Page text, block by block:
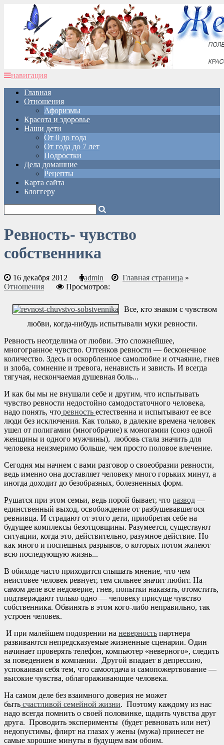
навигация
Главная
Отношения
Афоризмы
Красота и здоровье
Наши дети
От 0 до года
От года до 7 лет
Подростки
Дела домашние
Рецепты
Карта сайта
Блоггеру
Ревность- чувство
собственника
16 декабря 2012 admin Главная страница »
Отношения
Просмотров:
Все, кто знаком с чувством
любви, когда-нибудь испытывали муки ревности.
Ревность неотделима от любви. Это сложнейшее,
многогранное чувство. Оттенков ревности — бесконечное
количество. Здесь и оскорбленное самолюбие и отчаяние, гнев
и злоба, сомнение и тревога, ненависть и зависть. И всегда
тягучая, нескончаемая душевная боль...
И как бы мы не внушали себе и другим, что испытывать
чувство ревности недостойно самодостаточного человека,
надо понять, что ревность естественна и испытывают ее все
люди без исключения. Как только, в далекие времена человек
ушел от полигамии (многобрачие) к моногамии (союз одной
женщины и одного мужчины), любовь стала значить для
человека неизмеримо больше, чем просто половое влечение.
Сегодня мы начнем с вами разговор о своеобразии ревности,
ведь именно она доставляет человеку много горьких минут, а
иногда доходит до безобразных, болезненных форм.
Рушатся при этом семьи, ведь порой бывает, что развод —
единственный выход, освобождение от разбушевавшегося
ревнивца. И страдают от этого дети, приобретая себе на
будущее комплексы безотцовщины. Разумеется, существуют
ситуации, когда это, действительно, разумное действие. Но
как много и поспешных разрывов, о которых потом жалеют
всю последующую жизнь...
В обиходе часто приходится слышать мнение, что чем
неистовее человек ревнует, тем сильнее значит любит. На
самом деле все недоверие, гнев, попытки наказать, отомстить,
подтверждают только одно — человеку присуще чувство
собственника. Обвинять в этом кого-либо неправильно, так
устроен человек.
И при малейшем подозрении на неверность партнера
развиваются непредсказуемые жизненные сценарии. Один
начинает проверять телефон, компьютер «неверного», следить
за поведением в компании. Другой впадает в депрессию,
успокаивая себя тем, что самоотдача и самопожертвование —
высокие чувства, облагораживающие человека.
На самом деле без взаимного доверия не может
быть счастливой семейной жизни. Поэтому каждому из нас
надо всегда помнить о своей половинке, щадить чувства друг
друга. Проводить эксперименты (будет ревновать или нет)
недопустимы, флирт на глазах у жены (мужа) принесет не
самые хорошие минуты в будущем вам обоим.